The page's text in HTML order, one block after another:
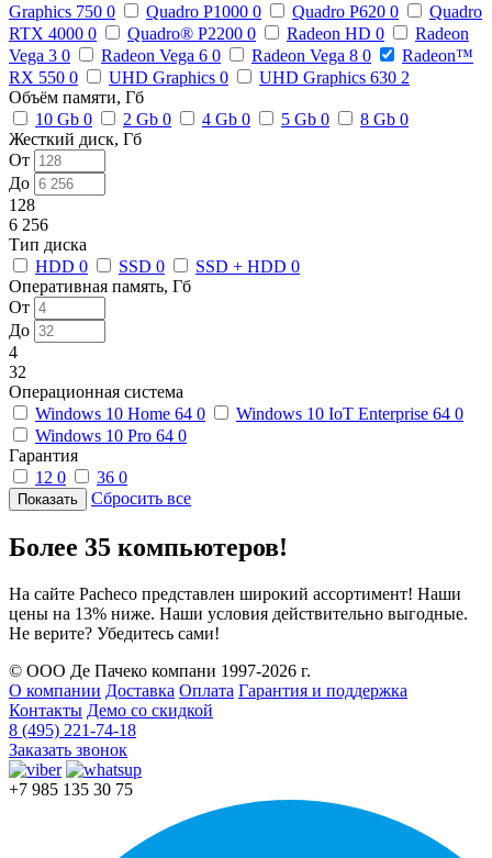
Graphics 750 0 Quadro P1000 0 Quadro P620 0
Quadro
RTX 4000 0 Quadro® P2200 0 Radeon HD 0
Radeon
Vega 3 0 Radeon Vega 6 0 Radeon Vega 8 0
Radeon™
RX 550 0 UHD Graphics 0 UHD Graphics 630 2
Объём памяти, Гб
10 Gb 0 2 Gb 0 4 Gb 0 5 Gb 0 8 Gb 0
Жесткий диск, Гб
От
До
128
6 256
Тип диска
HDD 0 SSD 0 SSD + HDD 0
Оперативная память, Гб
От
До
4
32
Операционная система
Windows 10 Home 64 0 Windows 10 IoT Enterprise 64 0
Windows 10 Pro 64 0
Гарантия
12 0 36 0
Сбросить все
Более 35 компьютеров!
На сайте Pacheco представлен широкий ассортимент! Наши
цены на 13% ниже. Наши условия действительно выгодные.
Не верите? Убедитесь сами!
© ООО Де Пачеко компани 1997-2026 г.
О компании Доставка Оплата Гарантия и поддержка
Контакты Демо со скидкой
8 (495) 221-74-18
Заказать звонок
+7 985 135 30 75